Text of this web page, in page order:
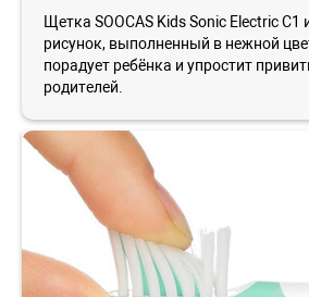
Щетка SOOCAS Kids Sonic Electric
рисунок, выполненный в нежной
порадует ребёнка и упростит
родителей.